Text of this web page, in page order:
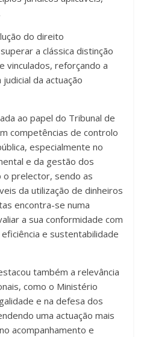
do direito
a clássica distinção
vinculados, reforçando a
da actuação
ao papel do Tribunal de
competências de controlo
especialmente no
e da gestão dos
o prelector, sendo as
da utilização de dinheiros
encontra-se numa
a sua conformidade com
e sustentabilidade
também a relevância
como o Ministério
e na defesa dos
uma actuação mais
acompanhamento e